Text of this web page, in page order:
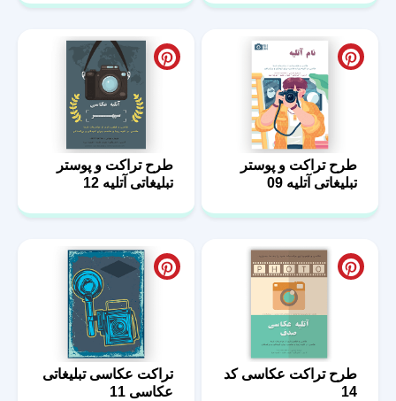
طرح تراکت و پوستر
تبلیغاتی آتلیه 09
طرح تراکت و پوستر
تبلیغاتی آتلیه 12
طرح تراکت عکاسی کد
14
تراکت عکاسی تبلیغاتی
عکاسی 11